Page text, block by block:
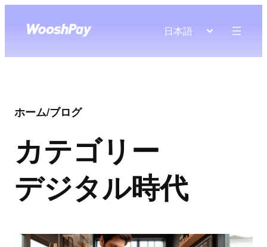
日本語
ホーム/ブログ
カテゴリー
デジタル時代